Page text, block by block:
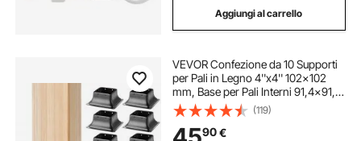
Aggiungi al carrello
VEVOR Confezione da 10 Supporti
per Pali in Legno 4''x4'' 102x102
mm, Base per Pali Interni 91,4x91,4
mm in Acciaio a Carbonio per
Ancoraggio Pali in Legno Ringhiere,
Corrimano di Terrazze, Portici
(119)
90€